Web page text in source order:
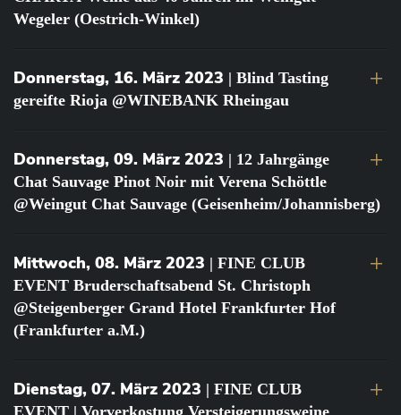
Wegeler (Oestrich-Winkel)
Donnerstag, 16. März 2023 | Blind Tasting
gereifte Rioja @WINEBANK Rheingau
Donnerstag, 09. März 2023 | 12 Jahrgänge
Chat Sauvage Pinot Noir mit Verena Schöttle
@Weingut Chat Sauvage (Geisenheim/Johannisberg)
Mittwoch, 08. März 2023 | FINE CLUB
EVENT Bruderschaftsabend St. Christoph
@Steigenberger Grand Hotel Frankfurter Hof
(Frankfurter a.M.)
Dienstag, 07. März 2023 | FINE CLUB